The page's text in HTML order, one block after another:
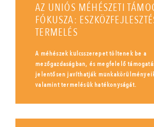
AZ UNIÓS MÉHÉSZETI
FÓKUSZA:
TERMELÉS
A méhészek kulcsszerepet töltenek be a
mezőgazdaságban, és megfelelő
jelentősen javíthatják
valamint termelésük hatékonyságát.